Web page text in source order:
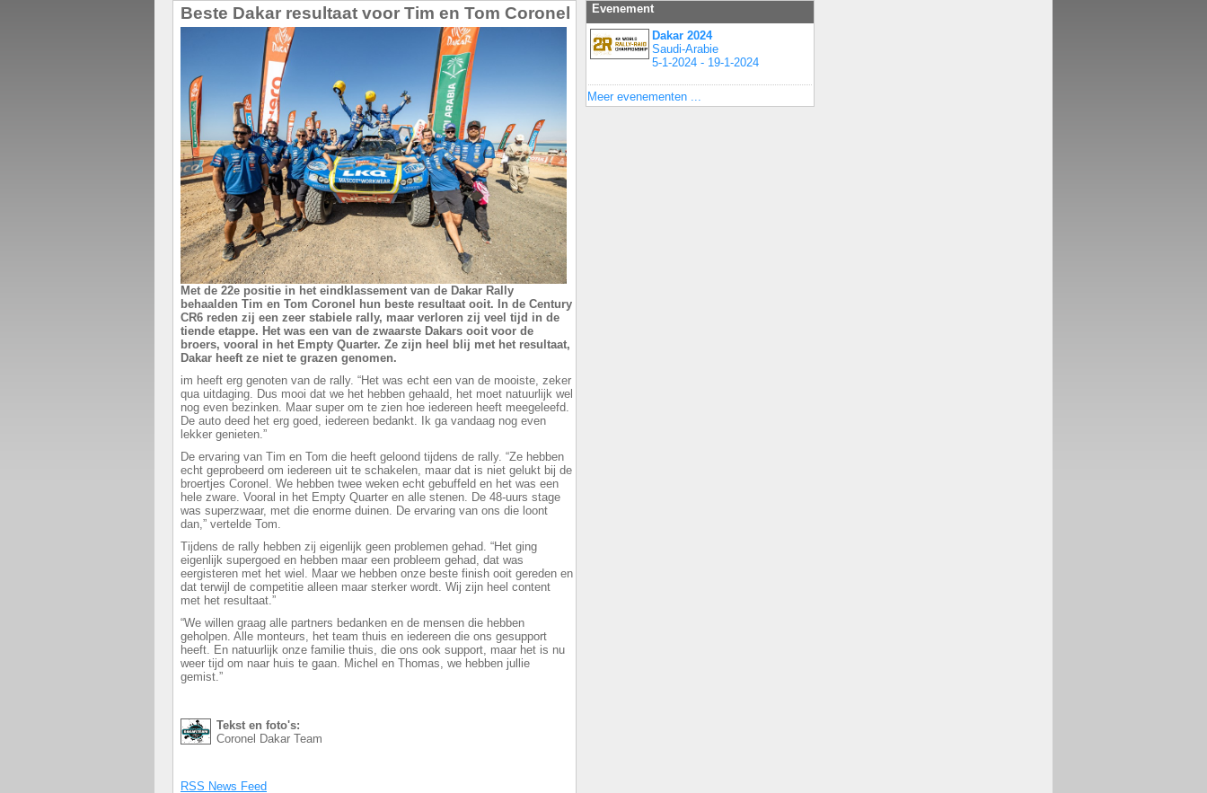
Beste Dakar resultaat voor Tim en Tom Coronel
Met de 22e positie in het eindklassement van de Dakar Rally
behaalden Tim en Tom Coronel hun beste resultaat ooit. In de Century
CR6 reden zij een zeer stabiele rally, maar verloren zij veel tijd in de
tiende etappe. Het was een van de zwaarste Dakars ooit voor de
broers, vooral in het Empty Quarter. Ze zijn heel blij met het resultaat,
Dakar heeft ze niet te grazen genomen.
im heeft erg genoten van de rally. “Het was echt een van de mooiste, zeker
qua uitdaging. Dus mooi dat we het hebben gehaald, het moet natuurlijk wel
nog even bezinken. Maar super om te zien hoe iedereen heeft meegeleefd.
De auto deed het erg goed, iedereen bedankt. Ik ga vandaag nog even
lekker genieten.”
De ervaring van Tim en Tom die heeft geloond tijdens de rally. “Ze hebben
echt geprobeerd om iedereen uit te schakelen, maar dat is niet gelukt bij de
broertjes Coronel. We hebben twee weken echt gebuffeld en het was een
hele zware. Vooral in het Empty Quarter en alle stenen. De 48-uurs stage
was superzwaar, met die enorme duinen. De ervaring van ons die loont
dan,” vertelde Tom.
Tijdens de rally hebben zij eigenlijk geen problemen gehad. “Het ging
eigenlijk supergoed en hebben maar een probleem gehad, dat was
eergisteren met het wiel. Maar we hebben onze beste finish ooit gereden en
dat terwijl de competitie alleen maar sterker wordt. Wij zijn heel content
met het resultaat.”
“We willen graag alle partners bedanken en de mensen die hebben
geholpen. Alle monteurs, het team thuis en iedereen die ons gesupport
heeft. En natuurlijk onze familie thuis, die ons ook support, maar het is nu
weer tijd om naar huis te gaan. Michel en Thomas, we hebben jullie
gemist.”
Tekst en foto's:
Coronel Dakar Team
RSS News Feed
Evenement
Dakar 2024
Saudi-Arabie
5-1-2024 - 19-1-2024
Meer evenementen ...